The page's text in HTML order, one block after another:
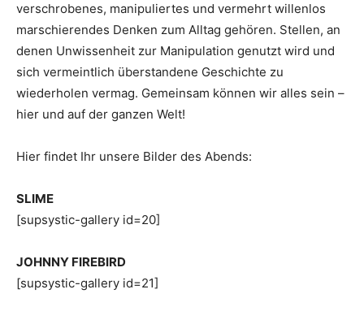
verschrobenes, manipuliertes und vermehrt willenlos
marschierendes Denken zum Alltag gehören. Stellen, an
denen Unwissenheit zur Manipulation genutzt wird und
sich vermeintlich überstandene Geschichte zu
wiederholen vermag. Gemeinsam können wir alles sein –
hier und auf der ganzen Welt!
Hier findet Ihr unsere Bilder des Abends:
SLIME
[supsystic-gallery id=20]
JOHNNY FIREBIRD
[supsystic-gallery id=21]